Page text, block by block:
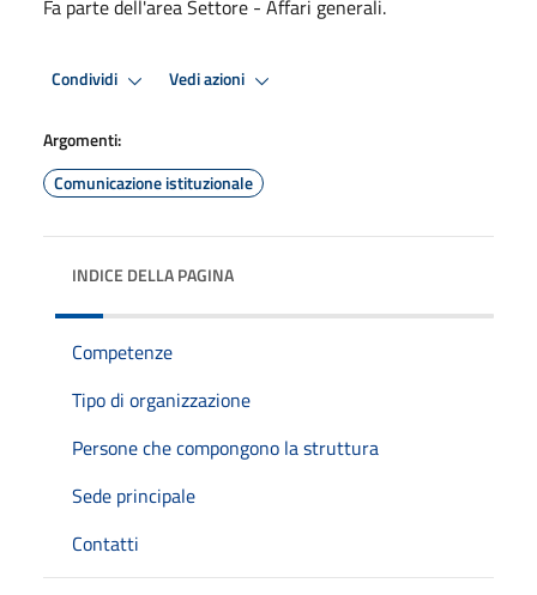
Fa parte dell'area Settore - Affari generali.
Condividi Vedi azioni
Argomenti:
Comunicazione istituzionale
INDICE DELLA PAGINA
Competenze
Tipo di organizzazione
Persone che compongono la struttura
Sede principale
Contatti